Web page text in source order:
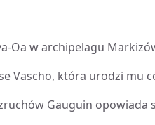
Oa w archipelagu
Vascho, która urodzi mu
Gauguin opowiada